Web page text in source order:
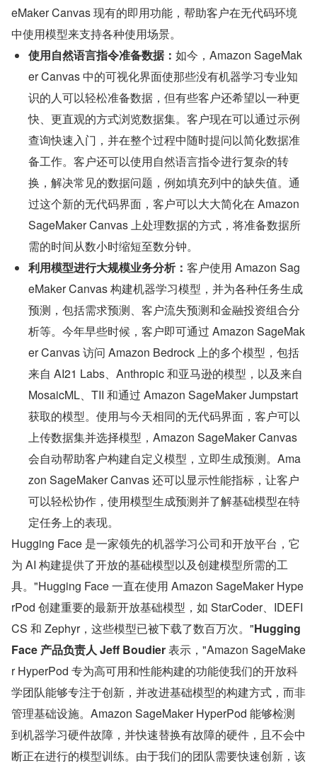
eMaker Canvas 现有的即用功能，帮助客户在无代码环境
中使用模型来支持各种使用场景。
使用自然语言指令准备数据： 如今，Amazon SageMak
er Canvas 中的可视化界面使那些没有机器学习专业知
识的人可以轻松准备数据，但有些客户还希望以一种更
快、更直观的方式浏览数据集。客户现在可以通过示例
查询快速入门，并在整个过程中随时提问以简化数据准
备工作。客户还可以使用自然语言指令进行复杂的转
换，解决常见的数据问题，例如填充列中的缺失值。通
过这个新的无代码界面，客户可以大大简化在 Amazon
SageMaker Canvas 上处理数据的方式，将准备数据所
需的时间从数小时缩短至数分钟。
利用模型进行大规模业务分析： 客户使用 Amazon Sag
eMaker Canvas 构建机器学习模型，并为各种任务生成
预测，包括需求预测、客户流失预测和金融投资组合分
析等。今年早些时候，客户即可通过 Amazon SageMak
er Canvas 访问 Amazon Bedrock 上的多个模型，包括
来自 AI21 Labs、Anthropic 和亚马逊的模型，以及来自
MosaicML、TII 和通过 Amazon SageMaker Jumpstart
获取的模型。使用与今天相同的无代码界面，客户可以
上传数据集并选择模型，Amazon SageMaker Canvas
会自动帮助客户构建自定义模型，立即生成预测。Ama
zon SageMaker Canvas 还可以显示性能指标，让客户
可以轻松协作，使用模型生成预测并了解基础模型在特
定任务上的表现。
Hugging Face 是一家领先的机器学习公司和开放平台，它
为 AI 构建提供了开放的基础模型以及创建模型所需的工
具。"Hugging Face 一直在使用 Amazon SageMaker Hype
rPod 创建重要的最新开放基础模型，如 StarCoder、IDEFI
CS 和 Zephyr，这些模型已被下载了数百万次。"Hugging
Face 产品负责人 Jeff Boudier 表示，"Amazon SageMake
r HyperPod 专为高可用和性能构建的功能使我们的开放科
学团队能够专注于创新，并改进基础模型的构建方式，而非
管理基础设施。Amazon SageMaker HyperPod 能够检测
到机器学习硬件故障，并快速替换有故障的硬件，且不会中
断正在进行的模型训练。由于我们的团队需要快速创新，该